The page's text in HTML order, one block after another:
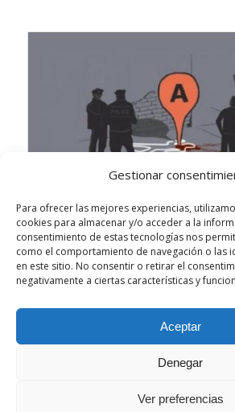
Gestionar
Para ofrecer las mejores experiencias,
cookies para almacenar y/o acceder a la
consentimiento de estas tecnologías nos
como el comportamiento de navegación o las
en este sitio. No consentir o retirar el
negativamente a ciertas características y
Aceptar
Denegar
Ver preferencias